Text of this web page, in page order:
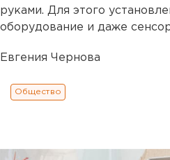
руками. Для этого
оборудование и даже
Евгения Чернова
Общество